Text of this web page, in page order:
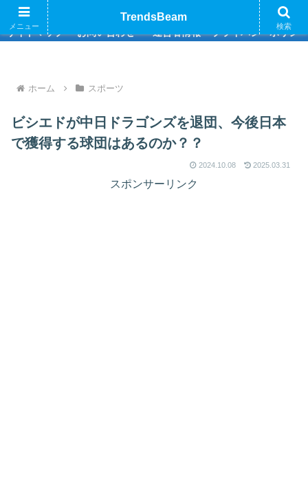
巷のトレンド情報をお届けいたします
サイトマップ お問い合わせ 運営者情報 プライバシーポリシー
ホーム スポーツ
ビシエドが中日ドラゴンズを退団、今後日本
で獲得する球団はあるのか？？
2024.10.08 2025.03.31
スポンサーリンク
メニュー
TrendsBeam
検索